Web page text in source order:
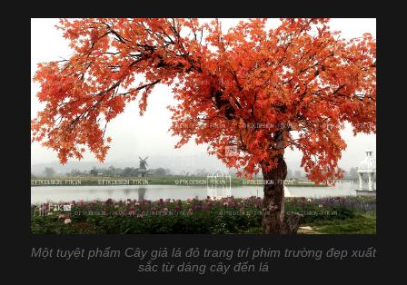
Một tuyệt phẩm Cây giả lá đỏ trang trí phim trường đẹp xuất
sắc từ dáng cây đến lá